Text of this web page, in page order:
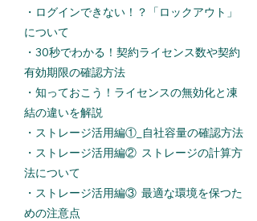
・ ログインできない！？「ロックアウト」
について
・ 30秒でわかる！契約ライセンス数や契約
有効期限の確認方法
・ 知っておこう！ライセンスの無効化と凍
結の違いを解説
・ ストレージ活用編①_自社容量の確認方法
​・ ストレージ活用編② ストレージの計算方
法について
・ ストレージ活用編③ 最適な環境を保つた
めの注意点